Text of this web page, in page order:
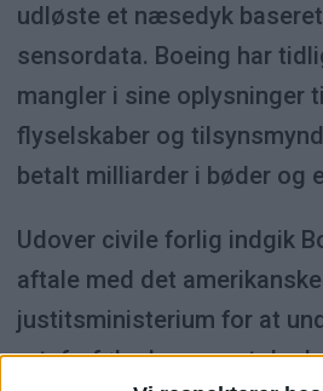
udløste et næsedyk
sensordata. Boeing har
mangler i sine oplysninger
flyselskaber og
betalt milliarder i bøder og
Udover civile forlig indgik
aftale med det amerikanske
justitsministerium for at
retsforfølgelse, noget der